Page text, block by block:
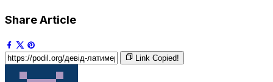
Share Article
Link Copied!